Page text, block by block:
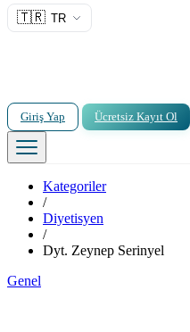
🇹🇷 TR
Giriş Yap Ücretsiz Kayıt Ol
Kategoriler
/
Diyetisyen
/
Dyt. Zeynep Serinyel
Genel